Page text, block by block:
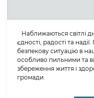
Наближаються світлі
єдності, радості та
безпекову ситуацію в
особливо пильними та
збереження життя і
громади.